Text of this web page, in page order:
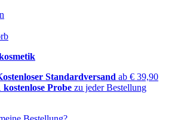
Standardversand ab € 39,90
kostenlose Probe zu jeder Bestellung